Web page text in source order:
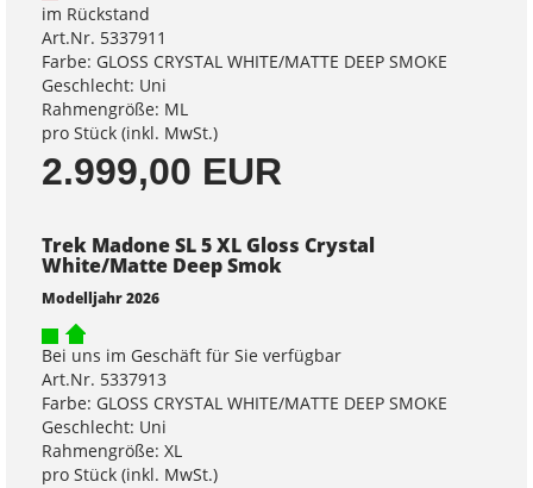
im Rückstand
Art.Nr. 5337911
Farbe: GLOSS CRYSTAL WHITE/MATTE DEEP SMOKE
Geschlecht: Uni
Rahmengröße: ML
pro Stück (inkl. MwSt.)
2.999,00 EUR
Trek Madone SL 5 XL Gloss Crystal
White/Matte Deep Smok
Modelljahr 2026
Bei uns im Geschäft für Sie verfügbar
Art.Nr. 5337913
Farbe: GLOSS CRYSTAL WHITE/MATTE DEEP SMOKE
Geschlecht: Uni
Rahmengröße: XL
pro Stück (inkl. MwSt.)